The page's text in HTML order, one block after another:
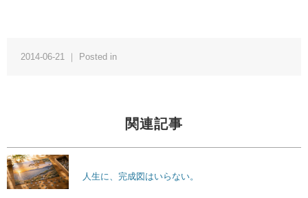
2014-06-21 ｜ Posted in
関連記事
人生に、完成図はいらない。